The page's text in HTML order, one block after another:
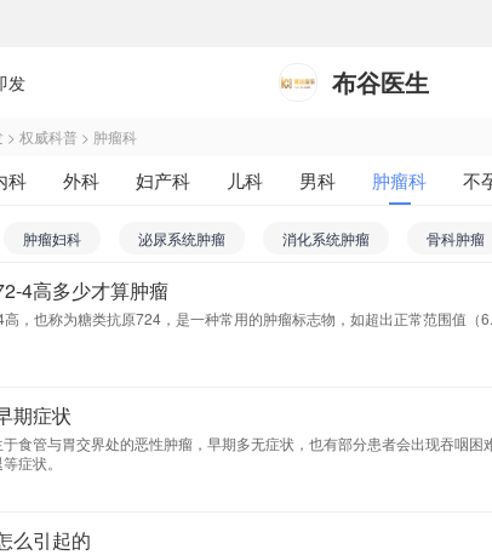
发 布谷医生
> 权威科普 > 肿瘤科
科 外科 妇产科 儿科 男科 肿瘤科 不
中医科 中西医结合科 医学影像和放射治疗科
肿瘤妇科 泌尿系统肿瘤 消化系统肿瘤 骨科肿瘤
肿瘤内科 肿瘤外科
4高多少才算肿瘤
，也称为糖类抗原724，是一种常用的肿瘤标志物，如超出正常范围值（
期症状
食管与胃交界处的恶性肿瘤，早期多无症状，也有部分患者会出现吞咽
症状。
么引起的